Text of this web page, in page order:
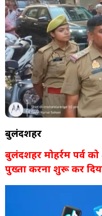
बुलंदशहर
बुलंदशहर मोहर्रम पर्व
पुख्ता करना शुरू कर